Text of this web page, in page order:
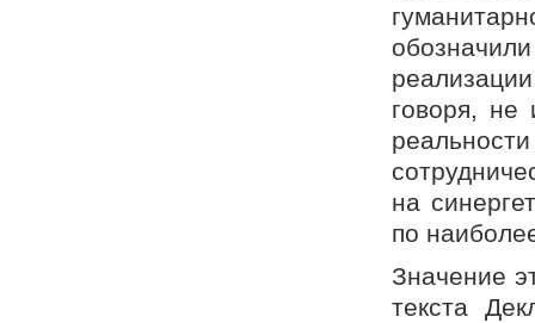
говоря, не
на
по
Значение
текста